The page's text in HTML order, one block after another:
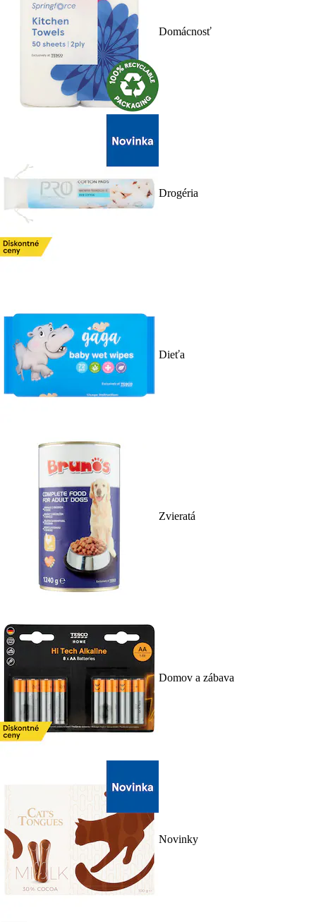
Domácnosť
Drogéria
Dieťa
Zvieratá
Domov a zábava
Novinky